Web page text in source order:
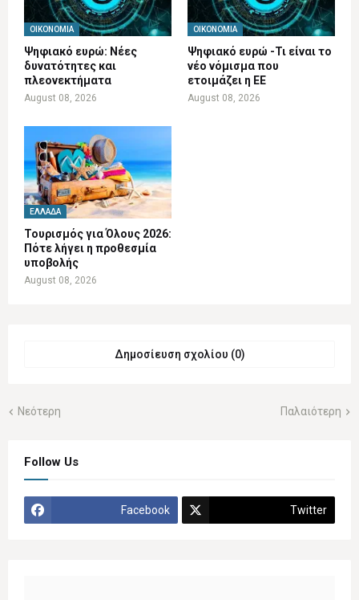
ΟΙΚΟΝΟΜΊΑ
Ψηφιακό ευρώ: Νέες
δυνατότητες και
πλεονεκτήματα
August 08, 2026
ΟΙΚΟΝΟΜΊΑ
Ψηφιακό ευρώ -Τι είναι το
νέο νόμισμα που
ετοιμάζει η ΕΕ
August 08, 2026
ΕΛΛΆΔΑ
Τουρισμός για Όλους 2026:
Πότε λήγει η προθεσμία
υποβολής
August 08, 2026
Δημοσίευση σχολίου (0)
Νεότερη Παλαιότερη
Follow Us
Facebook Twitter